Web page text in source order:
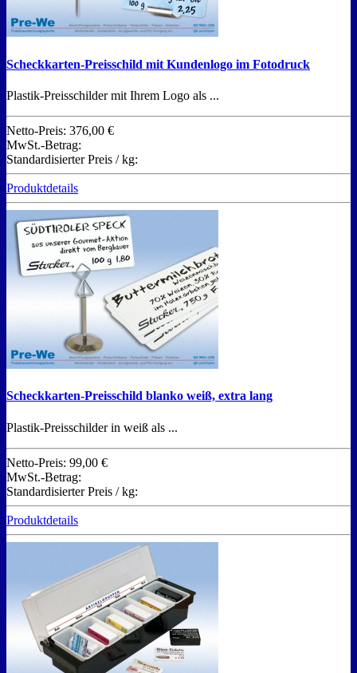
Scheckkarten-Preisschild mit Kundenlogo im Fotodruck
Plastik-Preisschilder mit Ihrem Logo als ...
Netto-Preis: 376,00 €
MwSt.-Betrag:
Standardisierter Preis / kg:
Produktdetails
Scheckkarten-Preisschild blanko weiß, extra lang
Plastik-Preisschilder in weiß als ...
Netto-Preis: 99,00 €
MwSt.-Betrag:
Standardisierter Preis / kg:
Produktdetails